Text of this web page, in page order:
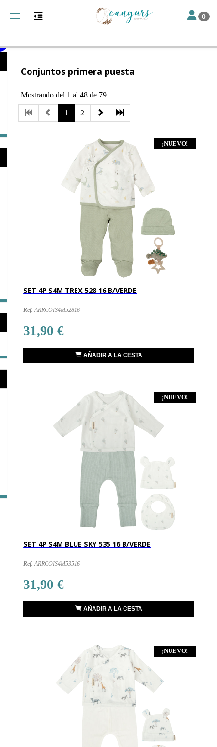
Toggle navigation Toggle
0
Conjuntos primera puesta
Mostrando del 1 al 48 de 79
1 2
¡NUEVO!
SET 4P S4M TREX 528 16 B/VERDE
Ref. ARRCOIS4M52816
31,90 €
AÑADIR A LA CESTA
¡NUEVO!
SET 4P S4M BLUE SKY 535 16 B/VERDE
Ref. ARRCOIS4M53516
31,90 €
AÑADIR A LA CESTA
¡NUEVO!